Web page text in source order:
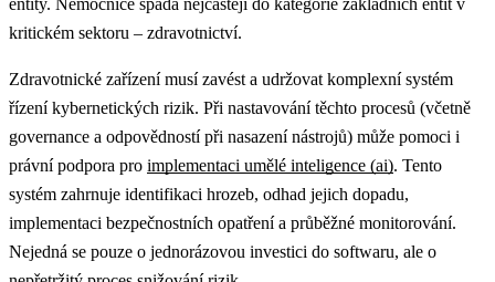
kritickém sektoru – zdravotnictví.
Zdravotnické zařízení musí zavést a udržovat komplexní systém
řízení kybernetických rizik. Při nastavování těchto procesů (včetně
governance a odpovědností při nasazení nástrojů) může pomoci i
právní podpora pro implementaci umělé inteligence (ai). Tento
systém zahrnuje identifikaci hrozeb, odhad jejich dopadu,
implementaci bezpečnostních opatření a průběžné monitorování.
Nejedná se pouze o jednorázovou investici do softwaru, ale o